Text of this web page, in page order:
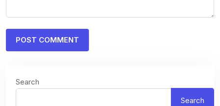
Search
Search